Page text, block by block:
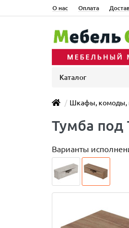
О нас Оплата
Каталог
Шкафы, комоды,
Тумба под
Варианты